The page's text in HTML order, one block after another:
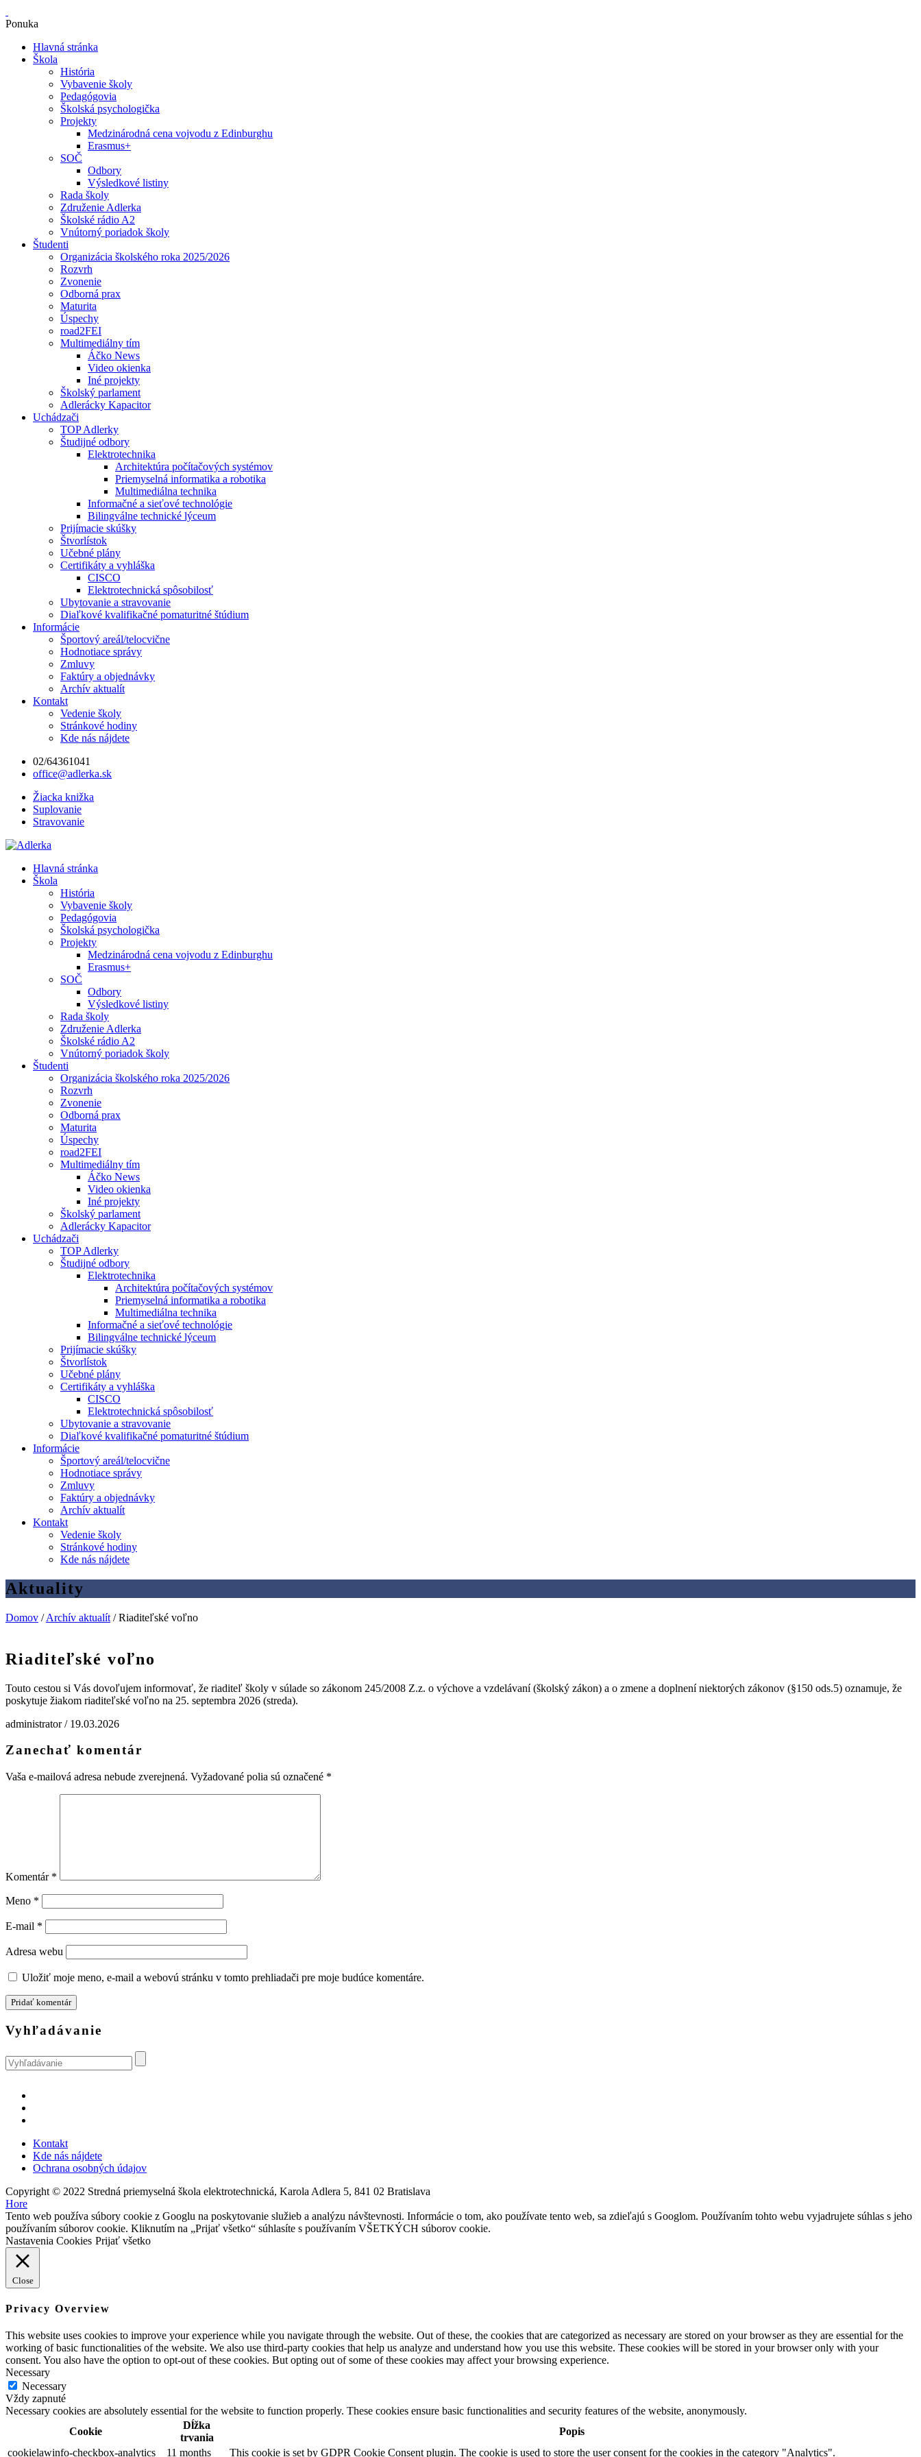
Ponuka
Hlavná stránka
Škola
História
Vybavenie školy
Pedagógovia
Školská psychologička
Projekty
Medzinárodná cena vojvodu z Edinburghu
Erasmus+
SOČ
Odbory
Výsledkové listiny
Rada školy
Združenie Adlerka
Školské rádio A2
Vnútorný poriadok školy
Študenti
Organizácia školského roka 2025/2026
Rozvrh
Zvonenie
Odborná prax
Maturita
Úspechy
road2FEI
Multimediálny tím
Áčko News
Video okienka
Iné projekty
Školský parlament
Adlerácky Kapacitor
Uchádzači
TOP Adlerky
Študijné odbory
Elektrotechnika
Architektúra počítačových systémov
Priemyselná informatika a robotika
Multimediálna technika
Informačné a sieťové technológie
Bilingválne technické lýceum
Prijímacie skúšky
Štvorlístok
Učebné plány
Certifikáty a vyhláška
CISCO
Elektrotechnická spôsobilosť
Ubytovanie a stravovanie
Diaľkové kvalifikačné pomaturitné štúdium
Informácie
Športový areál/telocvične
Hodnotiace správy
Zmluvy
Faktúry a objednávky
Archív aktualít
Kontakt
Vedenie školy
Stránkové hodiny
Kde nás nájdete
02/64361041
office@adlerka.sk
Žiacka knižka
Suplovanie
Stravovanie
Hlavná stránka
Škola
História
Vybavenie školy
Pedagógovia
Školská psychologička
Projekty
Medzinárodná cena vojvodu z Edinburghu
Erasmus+
SOČ
Odbory
Výsledkové listiny
Rada školy
Združenie Adlerka
Školské rádio A2
Vnútorný poriadok školy
Študenti
Organizácia školského roka 2025/2026
Rozvrh
Zvonenie
Odborná prax
Maturita
Úspechy
road2FEI
Multimediálny tím
Áčko News
Video okienka
Iné projekty
Školský parlament
Adlerácky Kapacitor
Uchádzači
TOP Adlerky
Študijné odbory
Elektrotechnika
Architektúra počítačových systémov
Priemyselná informatika a robotika
Multimediálna technika
Informačné a sieťové technológie
Bilingválne technické lýceum
Prijímacie skúšky
Štvorlístok
Učebné plány
Certifikáty a vyhláška
CISCO
Elektrotechnická spôsobilosť
Ubytovanie a stravovanie
Diaľkové kvalifikačné pomaturitné štúdium
Informácie
Športový areál/telocvične
Hodnotiace správy
Zmluvy
Faktúry a objednávky
Archív aktualít
Kontakt
Vedenie školy
Stránkové hodiny
Kde nás nájdete
Aktuality
Domov /Archív aktualít /Riaditeľské voľno
Riaditeľské voľno
Touto cestou si Vás dovoľujem informovať, že riaditeľ školy v súlade so zákonom 245/2008 Z.z. o výchove a vzdelávaní (školský zákon) a o zmene a doplnení niektorých zákonov (§150 ods.5) oznamuje, že
poskytuje žiakom riaditeľské voľno na 25. septembra 2026 (streda).
administrator / 19.03.2026
Zanechať komentár
Vaša e-mailová adresa nebude zverejnená. Vyžadované polia sú označené *
Komentár *
Meno *
E-mail *
Adresa webu
Uložiť moje meno, e-mail a webovú stránku v tomto prehliadači pre moje budúce komentáre.
Vyhľadávanie
Kontakt
Kde nás nájdete
Ochrana osobných údajov
Copyright © 2022 Stredná priemyselná škola elektrotechnická, Karola Adlera 5, 841 02 Bratislava
Hore
Tento web používa súbory cookie z Googlu na poskytovanie služieb a analýzu návštevnosti. Informácie o tom, ako používate tento web, sa zdieľajú s Googlom. Používaním tohto webu vyjadrujete súhlas s jeho
používaním súborov cookie. Kliknutím na „Prijať všetko“ súhlasíte s používaním VŠETKÝCH súborov cookie.
Nastavenia Cookies Prijať všetko
Close
Privacy Overview
This website uses cookies to improve your experience while you navigate through the website. Out of these, the cookies that are categorized as necessary are stored on your browser as they are essential for the
working of basic functionalities of the website. We also use third-party cookies that help us analyze and understand how you use this website. These cookies will be stored in your browser only with your
consent. You also have the option to opt-out of these cookies. But opting out of some of these cookies may affect your browsing experience.
Necessary
Necessary
Vždy zapnuté
Necessary cookies are absolutely essential for the website to function properly. These cookies ensure basic functionalities and security features of the website, anonymously.
Cookie
Dĺžka
trvania
Popis
cookielawinfo-checkbox-analytics
11 months This cookie is set by GDPR Cookie Consent plugin. The cookie is used to store the user consent for the cookies in the category "Analytics".